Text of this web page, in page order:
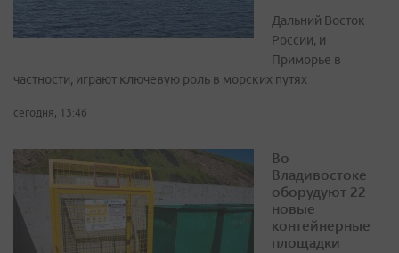
Дальний Восток
России, и
Приморье в
частности, играют ключевую роль в морских путях
сегодня, 13:46
Во
Владивостоке
оборудуют 22
новые
контейнерные
площадки